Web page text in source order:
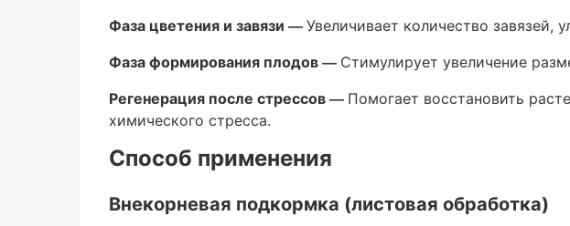
На каких стадиях роста
Фаза цветения и завязи — Увеличивает количество завязей,
Фаза формирования плодов — Стимулирует увеличение
Регенерация после стрессов — Помогает восстановить
химического стресса.
Способ применения
Внекорневая подкормка (листовая обработка)